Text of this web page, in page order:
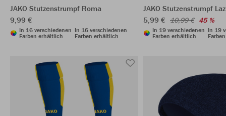
JAKO Stutzenstrumpf Roma
9,99 €
In 16 verschiedenen
Farben erhältlich
In 16 verschiedenen
Farben erhältlich
JAKO Stutzenstrumpf
5,99 € 10,99 € 45 %
In 19 verschiedenen
Farben erhältlich
In 19